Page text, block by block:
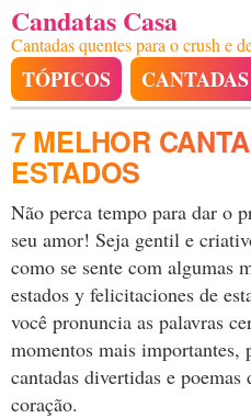
Candatas Casa
Cantadas quentes para o crush e
TÓPICOS CANTADAS
7 MELHOR
ESTADOS
Não perca tempo para dar o
seu amor! Seja gentil e
como se sente com algumas
estados y felicitaciones de
você pronuncia as palavras
momentos mais importantes,
cantadas divertidas e
coração.